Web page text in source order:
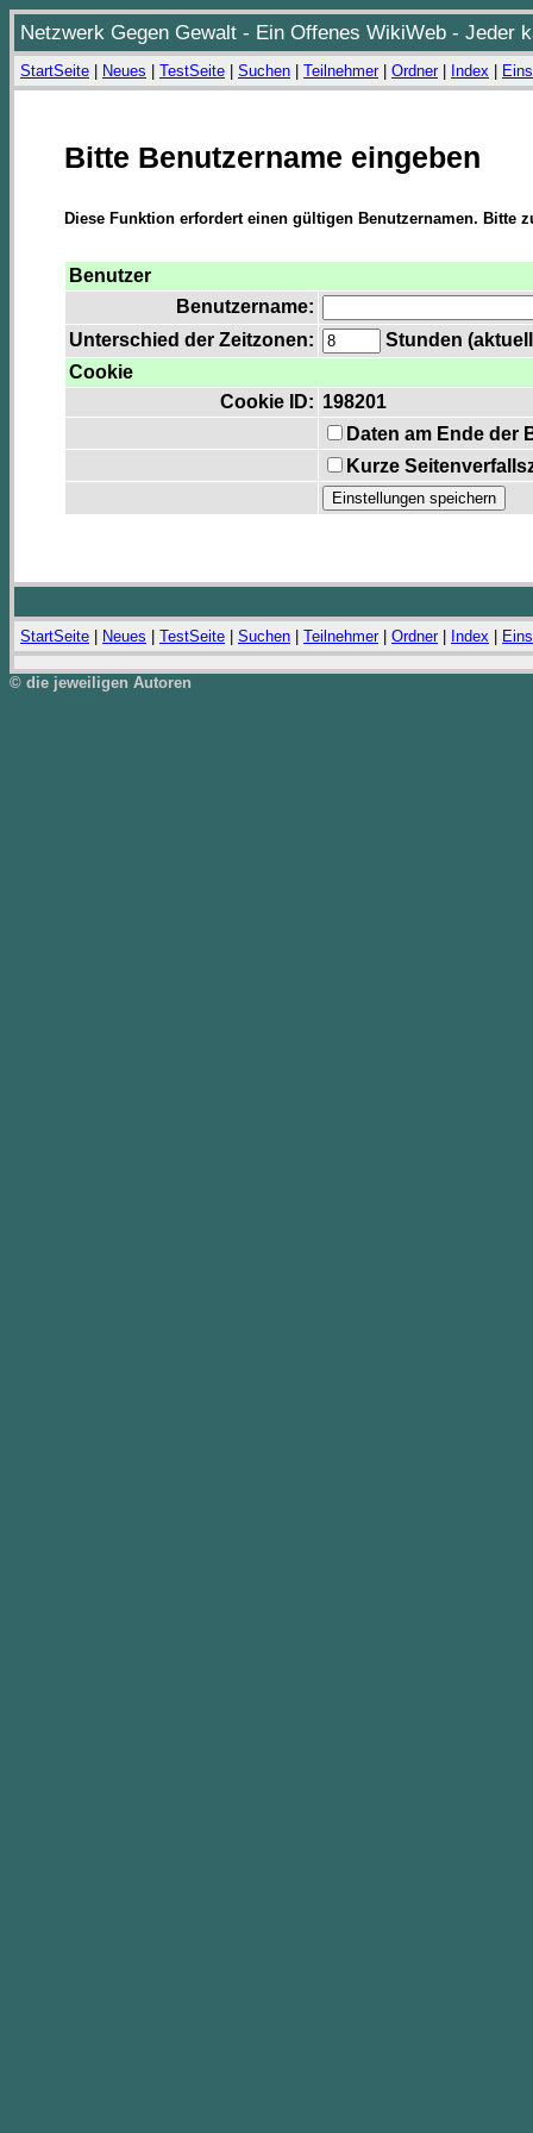
Netzwerk Gegen Gewalt - Ein Offenes WikiWeb - Jeder
StartSeite Neues TestSeite Suchen Teilnehmer| Ordner| Index
Bitte Benutzername eingeben
Diese Funktion erfordert einen gültigen Benutzernamen. Bitte
Benutzer
Benutzername:
Unterschied der Zeitzonen:
Stunden
Cookie
Cookie ID: 198201
Daten am Ende der
Kurze
StartSeite Neues TestSeite Suchen Teilnehmer| Ordner| Index
© die jeweiligen Autoren